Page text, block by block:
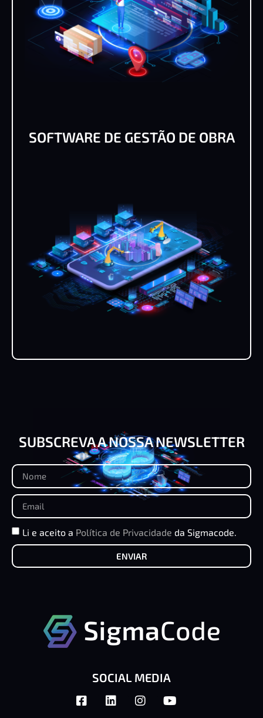
SOFTWARE DE GESTÃO DE OBRA
SUBSCREVA A NOSSA NEWSLETTER
Li e aceito a Política de Privacidade da Sigmacode.
ENVIAR
SOCIAL MEDIA